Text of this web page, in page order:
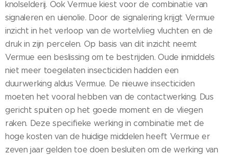
knolselderij. Ook Vermue kiest voor de combinatie van
signaleren en uienolie. Door de signalering krijgt Vermue
inzicht in het verloop van de wortelvlieg vluchten en de
druk in zijn percelen. Op basis van dit inzicht neemt
Vermue een beslissing om te bestrijden. Oude inmiddels
niet meer toegelaten insecticiden hadden een
duurwerking aldus Vermue. De nieuwe insecticiden
moeten het vooral hebben van de contactwerking. Dus
gericht spuiten op het goede moment en de vliegen
raken. Deze specifieke werking in combinatie met de
hoge kosten van de huidige middelen heeft Vermue er
zeven jaar gelden toe doen besluiten om de werking van